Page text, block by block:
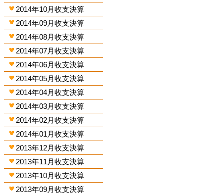
2014年10月收支決算
2014年09月收支決算
2014年08月收支決算
2014年07月收支決算
2014年06月收支決算
2014年05月收支決算
2014年04月收支決算
2014年03月收支決算
2014年02月收支決算
2014年01月收支決算
2013年12月收支決算
2013年11月收支決算
2013年10月收支決算
2013年09月收支決算